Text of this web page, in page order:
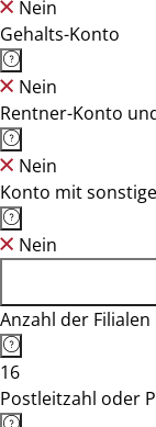
Nein
Gehalts-Konto
Nein
Rentner-Konto
Nein
Konto mit
Nein
Anzahl der
16
Postleitzahl oder